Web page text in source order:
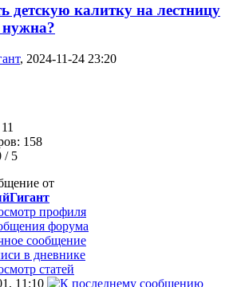
детскую калитку на лестницу
нужна?
, 2024-11-24 23:20
158
/ 5
от
профиля
форума
сообщение
в дневнике
статей
11:10